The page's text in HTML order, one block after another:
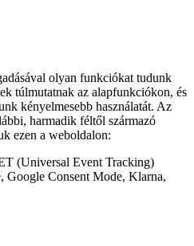
olyan funkciókat tudunk
túlmutatnak az alapfunkciókon, és
kényelmesebb használatát. Az
harmadik féltől származó
ezen a weboldalon:
(Universal Event Tracking)
Google Consent Mode, Klarna,